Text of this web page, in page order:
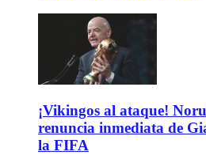
¡Vikingos al ataque!
renuncia inmediata de
la FIFA